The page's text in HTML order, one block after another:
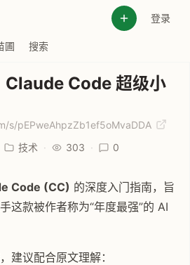
登录
圃 搜索
Claude Code 超级小
s/pEPweAhpzZb1ef5oMvaDDA
技术 · 303 · 0
Code (CC) 的深度入门指南，旨
这款被作者称为“年度最强”的 AI
建议配合原文理解：